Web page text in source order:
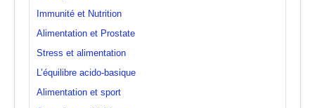
Immunité et Nutrition
Alimentation et Prostate
Stress et alimentation
L’équilibre acido-basique
Alimentation et sport